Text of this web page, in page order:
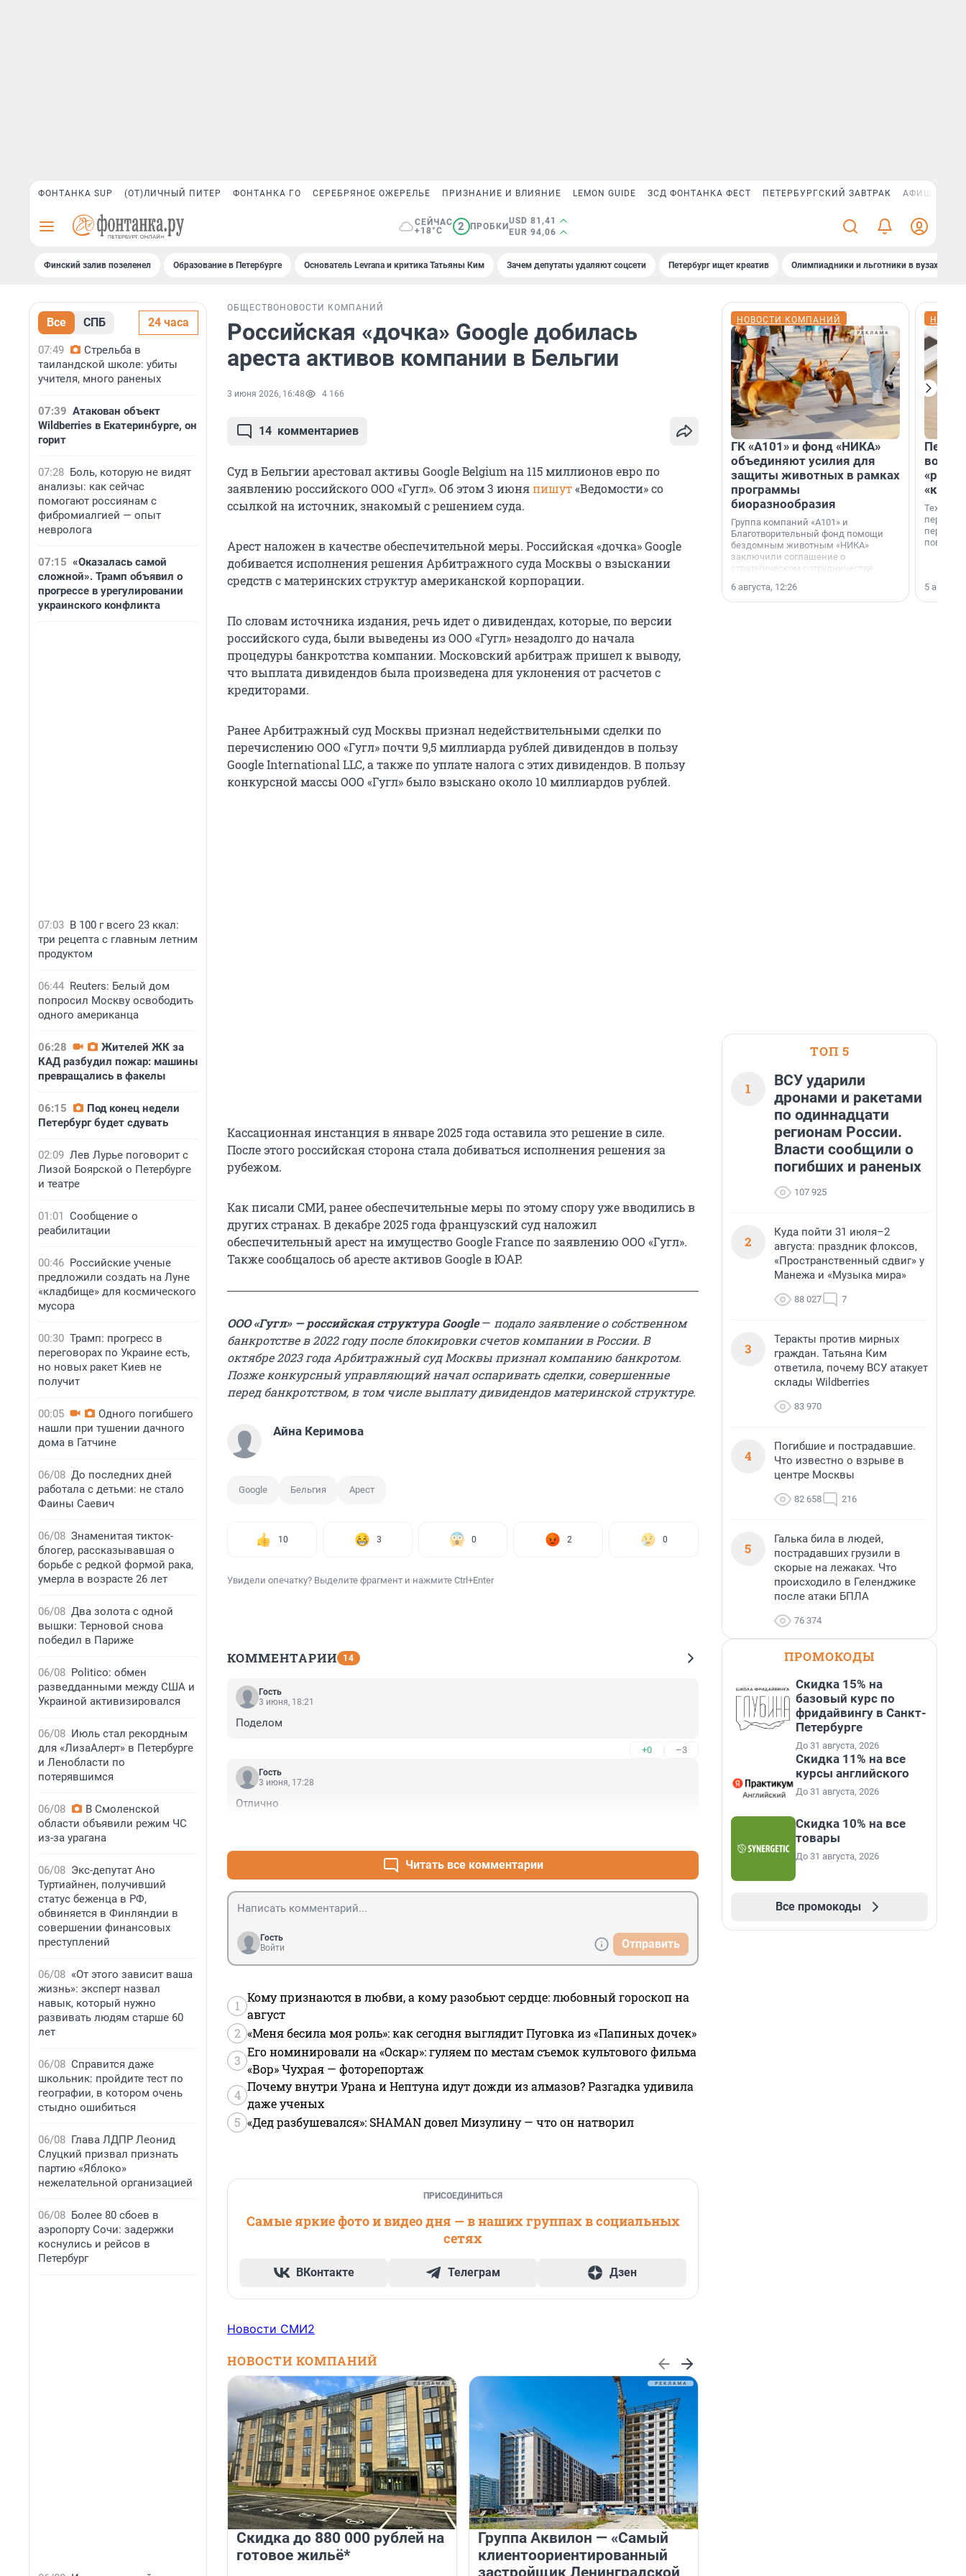
ФОНТАНКА SUP (ОТ)ЛИЧНЫЙ ПИТЕР ФОНТАНКА ГО СЕРЕБРЯНОЕ ОЖЕРЕЛЬЕ ПРИЗНАНИЕ И ВЛИЯНИЕ LEMON GUIDE ЗСД ФОНТАНКА ФЕСТ ПЕТЕРБУРГСКИЙ ЗАВТРАК АФИША PLUS
СЕЙЧАС
+18°C
2 ПРОБКИ
USD 81,41
EUR 94,06
Финский залив позеленел Образование в Петербурге Основатель Levrana и критика Татьяны Ким Зачем депутаты удаляют соцсети Петербург ищет креатив Олимпиадники и льготники в вузах СПб
Все СПБ 24 часа
07:49
Стрельба в
таиландской школе: убиты
учителя, много раненых
07:39 Атакован объект
Wildberries в Екатеринбурге, он
горит
07:28 Боль, которую не видят
анализы: как сейчас
помогают россиянам с
фибромиалгией — опыт
невролога
07:15 «Оказалась самой
сложной». Трамп объявил о
прогрессе в урегулировании
украинского конфликта
07:03 В 100 г всего 23 ккал:
три рецепта с главным летним
продуктом
06:44 Reuters: Белый дом
попросил Москву освободить
одного американца
06:28
Жителей ЖК за
КАД разбудил пожар: машины
превращались в факелы
06:15
Под конец недели
Петербург будет сдувать
02:09 Лев Лурье поговорит с
Лизой Боярской о Петербурге
и театре
01:01 Сообщение о
реабилитации
00:46 Российские ученые
предложили создать на Луне
«кладбище» для космического
мусора
00:30 Трамп: прогресс в
переговорах по Украине есть,
но новых ракет Киев не
получит
00:05
Одного погибшего
нашли при тушении дачного
дома в Гатчине
06/08 До последних дней
работала с детьми: не стало
Фаины Саевич
06/08 Знаменитая тикток-
блогер, рассказывавшая о
борьбе с редкой формой рака,
умерла в возрасте 26 лет
06/08 Два золота с одной
вышки: Терновой снова
победил в Париже
06/08 Politico: обмен
разведданными между США и
Украиной активизировался
06/08 Июль стал рекордным
для «ЛизаАлерт» в Петербурге
и Ленобласти по
потерявшимся
06/08
В Смоленской
области объявили режим ЧС
из-за урагана
06/08 Экс-депутат Ано
Туртиайнен, получивший
статус беженца в РФ,
обвиняется в Финляндии в
совершении финансовых
преступлений
06/08 «От этого зависит ваша
жизнь»: эксперт назвал
навык, который нужно
развивать людям старше 60
лет
06/08 Справится даже
школьник: пройдите тест по
географии, в котором очень
стыдно ошибиться
06/08 Глава ЛДПР Леонид
Слуцкий призвал признать
партию «Яблоко»
нежелательной организацией
06/08 Более 80 сбоев в
аэропорту Сочи: задержки
коснулись и рейсов в
Петербург
ОБЩЕСТВО НОВОСТИ КОМПАНИЙ
Российская «дочка» Google добилась
ареста активов компании в Бельгии
3 июня 2026, 16:48 4 166
14 комментариев
Суд в Бельгии арестовал активы Google Belgium на 115 миллионов евро по
заявлению российского ООО «Гугл». Об этом 3 июняпишут«Ведомости» со
ссылкой на источник, знакомый с решением суда.
Арест наложен в качестве обеспечительной меры. Российская «дочка» Google
добивается исполнения решения Арбитражного суда Москвы о взыскании
средств с материнских структур американской корпорации.
По словам источника издания, речь идет о дивидендах, которые, по версии
российского суда, были выведены из ООО «Гугл» незадолго до начала
процедуры банкротства компании. Московский арбитраж пришел к выводу,
что выплата дивидендов была произведена для уклонения от расчетов с
кредиторами.
Ранее Арбитражный суд Москвы признал недействительными сделки по
перечислению ООО «Гугл» почти 9,5 миллиарда рублей дивидендов в пользу
Google International LLC, а также по уплате налога с этих дивидендов. В пользу
конкурсной массы ООО «Гугл» было взыскано около 10 миллиардов рублей.
Кассационная инстанция в январе 2025 года оставила это решение в силе.
После этого российская сторона стала добиваться исполнения решения за
рубежом.
Как писали СМИ, ранее обеспечительные меры по этому спору уже вводились в
других странах. В декабре 2025 года французский суд наложил
обеспечительный арест на имущество Google France по заявлению ООО «Гугл».
Также сообщалось об аресте активов Google в ЮАР.
ООО «Гугл» — российская структура Google— подало заявление о собственном
банкротстве в 2022 году после блокировки счетов компании в России. В
октябре 2023 года Арбитражный суд Москвы признал компанию банкротом.
Позже конкурсный управляющий начал оспаривать сделки, совершенные
перед банкротством, в том числе выплату дивидендов материнской структуре.
Айна Керимова
Google Бельгия Арест
10 3 0 2 0
Увидели опечатку? Выделите фрагмент и нажмите Ctrl+Enter
КОММЕНТАРИИ 14
Гость
3 июня, 18:21
Поделом
+0 –3
Гость
3 июня, 17:28
Отлично
Читать все комментарии
Гость
Войти
Отправить
1
Кому признаются в любви, а кому разобьют сердце: любовный гороскоп на
август
2 «Меня бесила моя роль»: как сегодня выглядит Пуговка из «Папиных дочек»
3
Его номинировали на «Оскар»: гуляем по местам съемок культового фильма
«Вор» Чухрая — фоторепортаж
4
Почему внутри Урана и Нептуна идут дожди из алмазов? Разгадка удивила
даже ученых
5 «Дед разбушевался»: SHAMAN довел Мизулину — что он натворил
ПРИСОЕДИНИТЬСЯ
Самые яркие фото и видео дня — в наших группах в социальных
сетях
ВКонтакте Телеграм Дзен
Новости СМИ2
НОВОСТИ КОМПАНИЙ
Скидка до 880 000 рублей на
готовое жильё*
Группа Аквилон — «Самый
клиентоориентированный
застройщик Ленинградской
НОВОСТИ КОМПАНИЙ
ГК «А101» и фонд «НИКА»
объединяют усилия для
защиты животных в рамках
программы
биоразнообразия
Группа компаний «А101» и
Благотворительный фонд помощи
бездомным животным «НИКА»
заключили соглашение о
стратегическом сотрудничестве.
6 августа, 12:26
5
ТОП 5
1
ВСУ ударили
дронами и ракетами
по одиннадцати
регионам России.
Власти сообщили о
погибших и раненых
107 925
2
Куда пойти 31 июля–2
августа: праздник флоксов,
«Пространственный сдвиг» у
Манежа и «Музыка мира»
88 027 7
3
Теракты против мирных
граждан. Татьяна Ким
ответила, почему ВСУ атакует
склады Wildberries
83 970
4
Погибшие и пострадавшие.
Что известно о взрыве в
центре Москвы
82 658 216
5
Галька била в людей,
пострадавших грузили в
скорые на лежаках. Что
происходило в Геленджике
после атаки БПЛА
76 374
ПРОМОКОДЫ
Скидка 15% на
базовый курс по
фридайвингу в Санкт-
Петербурге
До 31 августа, 2026
Скидка 11% на все
курсы английского
До 31 августа, 2026
Скидка 10% на все
товары
До 31 августа, 2026
Все промокоды